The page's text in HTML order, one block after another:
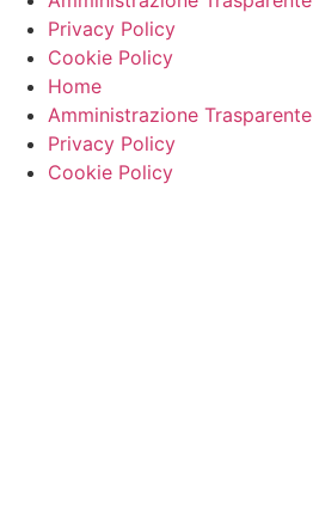
Privacy Policy
Cookie Policy
Home
Amministrazione Trasparente
Privacy Policy
Cookie Policy